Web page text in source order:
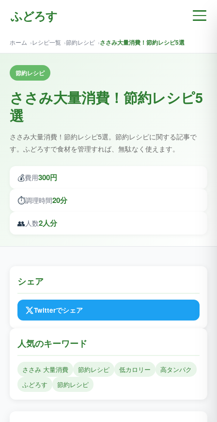
ふどろす
ホーム レシピ一覧 節約レシピ ささみ大量消費！節約レシピ5選
節約レシピ
ささみ大量消費！節約レシピ5
選
ささみ大量消費！節約レシピ5選。節約レシピに関する記事で
す。ふどろすで食材を管理すれば、無駄なく使えます。
💰費用300円
⏱️調理時間20分
👥人数2人分
シェア
Twitterでシェア
人気のキーワード
ささみ 大量消費 節約レシピ 低カロリー
高タンパク
ふどろす
節約レシピ